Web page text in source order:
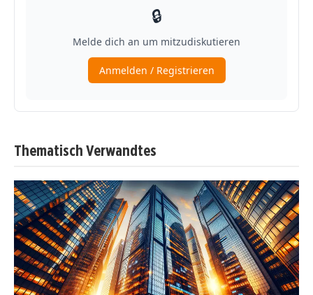
Thematisch Verwandtes